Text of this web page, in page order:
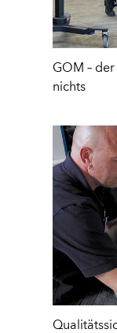
GOM –
nichts